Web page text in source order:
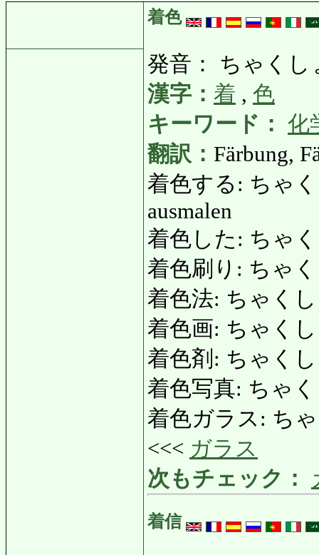
着色
発音： ちゃくし
漢字： 着 , 色
キーワード： 化
翻訳： Färbung,
着色する: ちゃく
ausmalen
着色した: ちゃ
着色刷り: ちゃ
着色法: ちゃく
着色画: ちゃくし
着色剤: ちゃく
着色写真: ちゃ
着色ガラス: ち
<<< ガラス
次もチェック：
着信